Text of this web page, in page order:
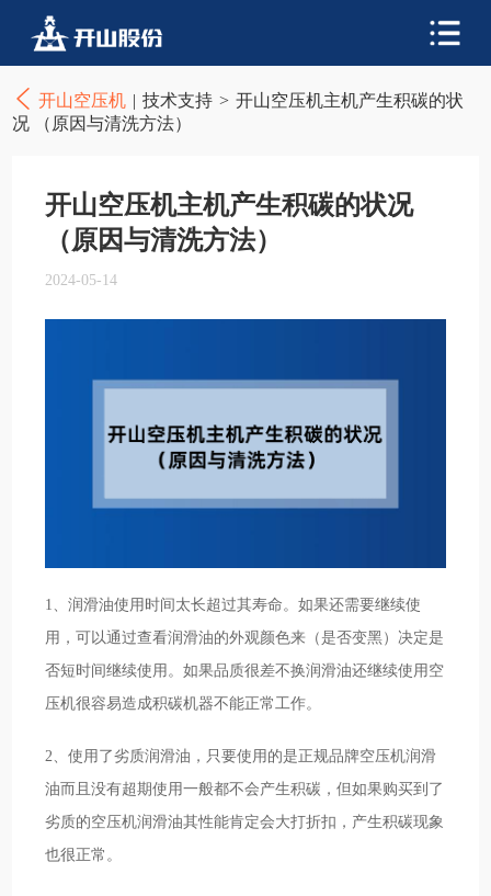
开山空压机 | 技术支持 > 开山空压机主机产生积碳的状
况 （原因与清洗方法）
开山空压机主机产生积碳的状况
（原因与清洗方法）
2024-05-14
1、润滑油使用时间太长超过其寿命。如果还需要继续使
用，可以通过查看润滑油的外观颜色来（是否变黑）决定是
否短时间继续使用。如果品质很差不换润滑油还继续使用空
压机很容易造成积碳机器不能正常工作。
2、使用了劣质润滑油，只要使用的是正规品牌空压机润滑
油而且没有超期使用一般都不会产生积碳，但如果购买到了
劣质的空压机润滑油其性能肯定会大打折扣，产生积碳现象
也很正常。